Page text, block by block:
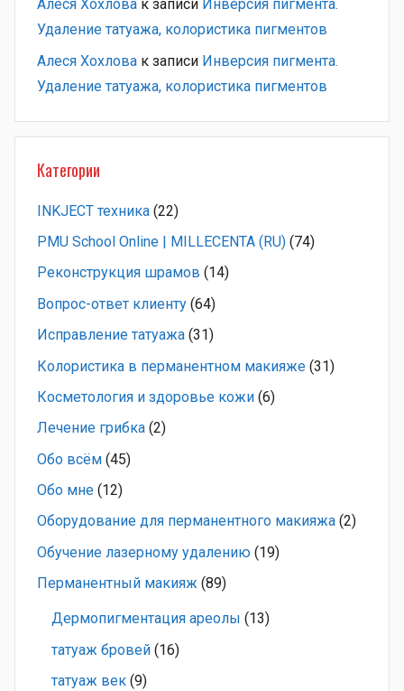
Алеся Хохлова к записи Инверсия пигмента.
Удаление татуажа, колористика пигментов
Алеся Хохлова к записи Инверсия пигмента.
Удаление татуажа, колористика пигментов
Категории
INKJECT техника (22)
PMU School Online | MILLECENTA (RU) (74)
Pеконструкция шрамов (14)
Вопрос-ответ клиенту (64)
Исправление татуажа (31)
Колористика в перманентном макияже (31)
Косметология и здоровье кожи (6)
Лечение грибка (2)
Обо всём (45)
Обо мне (12)
Оборудование для перманентного макияжа (2)
Обучение лазерному удалению (19)
Перманентный макияж (89)
Дермопигментация ареолы (13)
татуаж бровей (16)
татуаж век (9)